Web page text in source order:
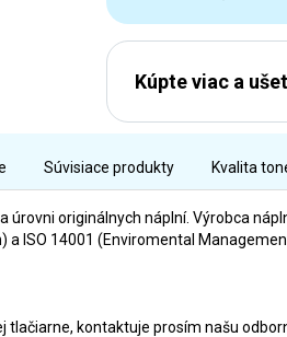
Kúpte viac a
Súvisiace produkty Kvalita
úrovni originálnych náplní. Výrobca
ISO 14001 (Enviromental
tlačiarne, kontaktuje prosím našu